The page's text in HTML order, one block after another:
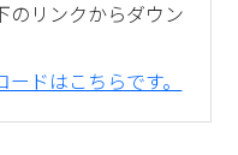
健康・福祉
移住・定住
のリンクからダウン
ドはこちらです。